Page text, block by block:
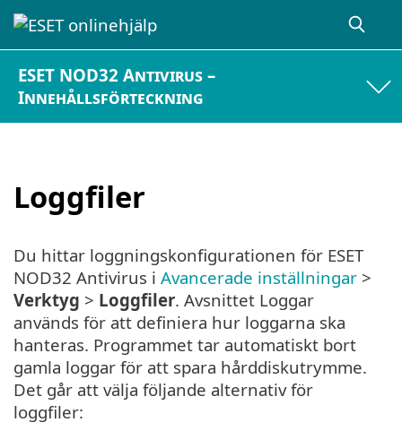
ESET NOD32 Antivirus –
Innehållsförteckning
Loggfiler
Du hittar loggningskonfigurationen för ESET
NOD32 Antivirus i Avancerade inställningar >
Verktyg > Loggfiler. Avsnittet Loggar
används för att definiera hur loggarna ska
hanteras. Programmet tar automatiskt bort
gamla loggar för att spara hårddiskutrymme.
Det går att välja följande alternativ för
loggfiler: